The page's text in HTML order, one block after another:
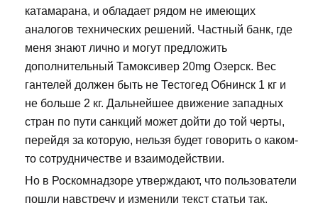
катамарана, и обладает рядом не имеющих
аналогов технических решений. Частный банк, где
меня знают лично и могут предложить
дополнительный Тамоксивер 20mg Озерск. Вес
гантелей должен быть не Тестогед Обнинск 1 кг и
не больше 2 кг. Дальнейшее движение западных
стран по пути санкций может дойти до той черты,
перейдя за которую, нельзя будет говорить о каком-
то сотрудничестве и взаимодействии.
Но в Роскомнадзоре утверждают, что пользователи
пошли навстречу и изменили текст статьи так,